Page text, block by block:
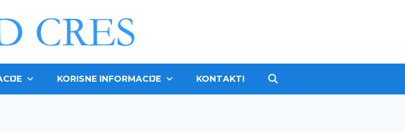
KORISNE INFORMACIJE KONTAKTI